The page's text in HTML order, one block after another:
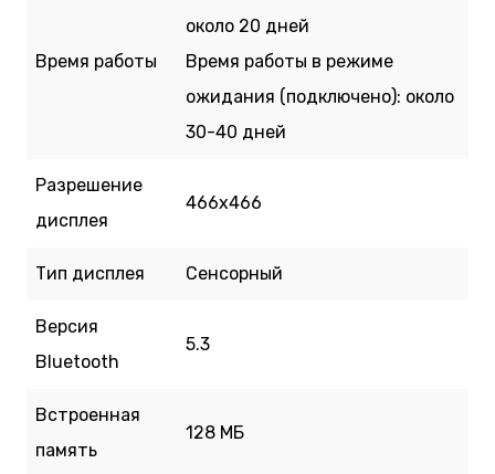
Время работы
около 20 дней
Время работы в режиме
ожидания (подключено): около
30-40 дней
Разрешение
дисплея
466x466
Тип дисплея Сенсорный
Версия
Bluetooth
5.3
Встроенная
память
128 МБ